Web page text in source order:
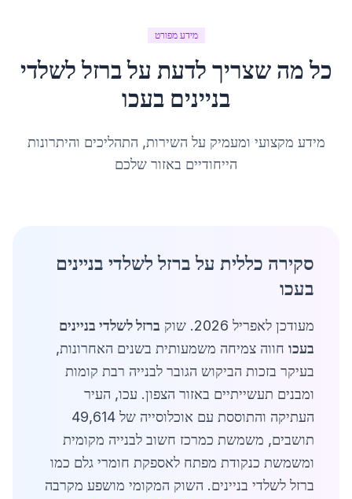
מידע מפורט
כל מה שצריך לדעת עלברזל לשלדי
בניינים בעכו
מידע מקצועי ומעמיק על השירות, התהליכים והיתרונות
הייחודיים באזור שלכם
סקירה כללית על ברזל לשלדי בניינים
בעכו
מעודכן לאפריל 2026. שוק
ברזל לשלדי בניינים
בעכו חווה צמיחה משמעותית בשנים האחרונות,
בעיקר בזכות הביקוש הגובר לבנייה רבת קומות
ומבנים תעשייתיים באזור הצפון. עכו, העיר
העתיקה והתוססת עם אוכלוסייה של 49,614
תושבים, משמשת כמרכז חשוב לבנייה מקומית
ומשמשת כנקודת מפתח לאספקת חומרי גלם כמו
ברזל לשלדי בניינים. השוק המקומי מושפע מקרבה